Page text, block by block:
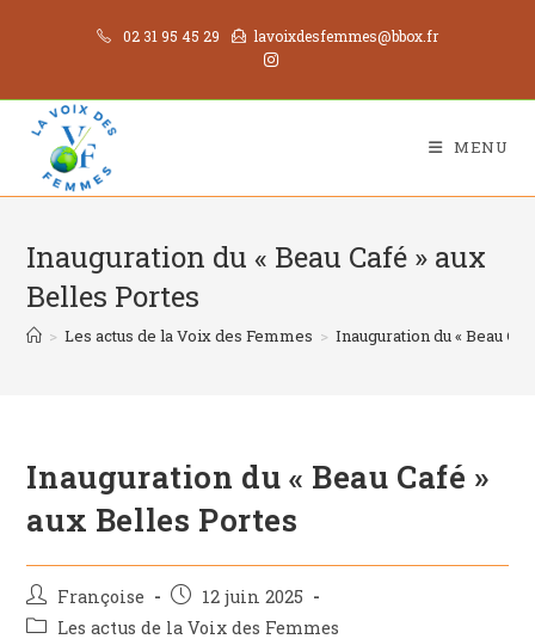
02 31 95 45 29 lavoixdesfemmes@bbox.fr
MENU
Inauguration du « Beau Café » aux
Belles Portes
> Les actus de la Voix des Femmes > Inauguration du « Beau
Inauguration du « Beau Café »
aux Belles Portes
Françoise
12 juin 2025
Les actus de la Voix des Femmes